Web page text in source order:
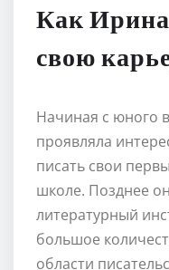
Как
свою
Начиная с юного
проявляла
писать свои
школе. Позднее
литературный
большое
области